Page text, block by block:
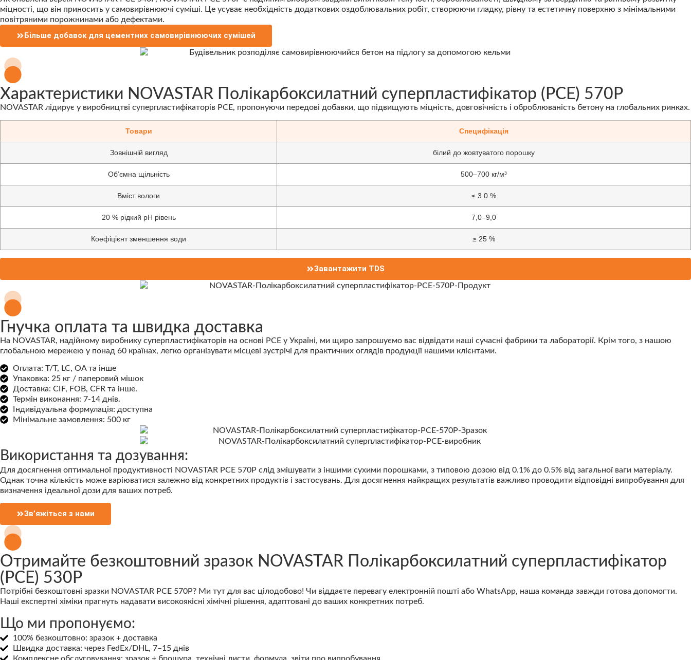
міцності, що він приносить у самовирівнюючі суміші. Це усуває необхідність додаткових оздоблювальних робіт, створюючи гладку, рівну та естетичну поверхню з мінімальними
повітряними порожнинами або дефектами.
Більше добавок для цементних самовирівнюючих сумішей
Характеристики NOVASTAR Полікарбоксилатний суперпластифікатор (PCE) 570P
NOVASTAR лідирує у виробництві суперпластифікаторів PCE, пропонуючи передові добавки, що підвищують міцність, довговічність і оброблюваність бетону на глобальних ринках.
Товари Специфікація
Зовнішній вигляд білий до жовтуватого порошку
Об’ємна щільність 500–700 кг/м³
Вміст вологи ≤ 3.0 %
20 % рідкий pH рівень 7,0–9,0
Коефіцієнт зменшення води ≥ 25 %
Завантажити TDS
Гнучка оплата та швидка доставка
На NOVASTAR, надійному виробнику суперпластифікаторів на основі PCE у Україні, ми щиро запрошуємо вас відвідати наші сучасні фабрики та лабораторії. Крім того, з нашою
глобальною мережею у понад 60 країнах, легко організувати місцеві зустрічі для практичних оглядів продукції нашими клієнтами.
Оплата: T/T, LC, OA та інше
Упаковка: 25 кг / паперовий мішок
Доставка: CIF, FOB, CFR та інше.
Термін виконання: 7-14 днів.
Індивідуальна формулація: доступна
Мінімальне замовлення: 500 кг
Використання та дозування:
Для досягнення оптимальної продуктивності NOVASTAR PCE 570P слід змішувати з іншими сухими порошками, з типовою дозою від 0.1% до 0.5% від загальної ваги матеріалу.
Однак точна кількість може варіюватися залежно від конкретних продуктів і застосувань. Для досягнення найкращих результатів важливо проводити відповідні випробування для
визначення ідеальної дози для ваших потреб.
Зв’яжіться з нами
Отримайте безкоштовний зразок NOVASTAR Полікарбоксилатний суперпластифікатор
(PCE) 530P
Потрібні безкоштовні зразки NOVASTAR PCE 570P? Ми тут для вас цілодобово! Чи віддаєте перевагу електронній пошті або WhatsApp, наша команда завжди готова допомогти.
Наші експертні хіміки прагнуть надавати високоякісні хімічні рішення, адаптовані до ваших конкретних потреб.
Що ми пропонуємо:
100% безкоштовно: зразок + доставка
Швидка доставка: через FedEx/DHL, 7–15 днів
Комплексне обслуговування: зразок + брошура, технічні листи, формула, звіти про випробування